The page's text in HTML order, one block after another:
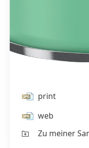
print
web
Zu meiner